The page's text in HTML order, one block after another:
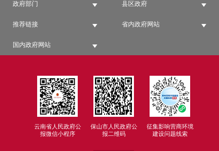
政府部门 县区政府
推荐链接 省内政府网站
国内政府网站
云南省人民政府公
报微信小程序
保山市人民政府公
报二维码
征集影响营商环境
建设问题线索